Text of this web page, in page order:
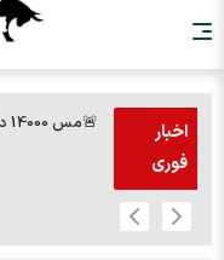
اخبار
فوری
🚨مس 14000 دلاری شد!